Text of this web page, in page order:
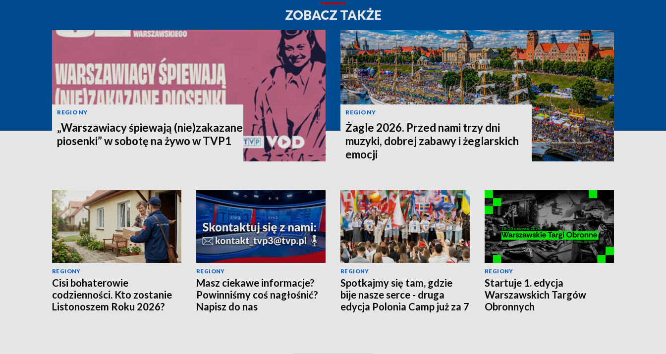
ZOBACZ TAKŻE
REGIONY
„Warszawiacy śpiewają (nie)zakazane
piosenki” w sobotę na żywo w TVP1
REGIONY
Żagle 2026. Przed nami trzy dni
muzyki, dobrej zabawy i żeglarskich
emocji
REGIONY
Cisi bohaterowie
codzienności. Kto zostanie
Listonoszem Roku 2026?
REGIONY
Masz ciekawe informacje?
Powinniśmy coś nagłośnić?
Napisz do nas
REGIONY
Spotkajmy się tam, gdzie
bije nasze serce - druga
edycja Polonia Camp już za 7
REGIONY
Startuje 1. edycja
Warszawskich Targów
Obronnych